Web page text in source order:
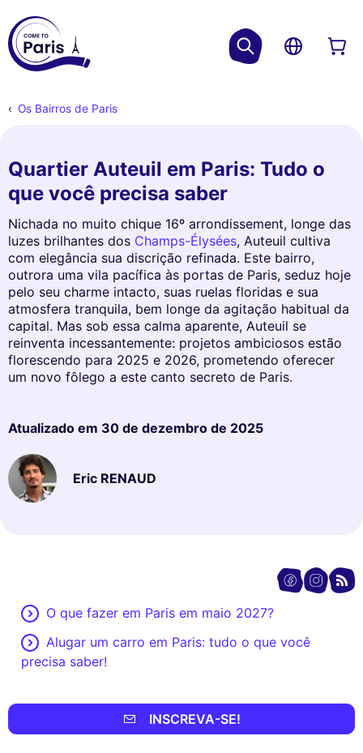
Os Bairros de Paris
Quartier Auteuil em Paris: Tudo o
que você precisa saber
Nichada no muito chique 16º arrondissement, longe das
luzes brilhantes dos Champs-Élysées, Auteuil cultiva
com elegância sua discrição refinada. Este bairro,
outrora uma vila pacífica às portas de Paris, seduz hoje
pelo seu charme intacto, suas ruelas floridas e sua
atmosfera tranquila, bem longe da agitação habitual da
capital. Mas sob essa calma aparente, Auteuil se
reinventa incessantemente: projetos ambiciosos estão
florescendo para 2025 e 2026, prometendo oferecer
um novo fôlego a este canto secreto de Paris.
Atualizado em 30 de dezembro de 2025
Eric RENAUD
O que fazer em Paris em maio 2027?
Alugar um carro em Paris: tudo o que você
precisa saber!
INSCREVA-SE!